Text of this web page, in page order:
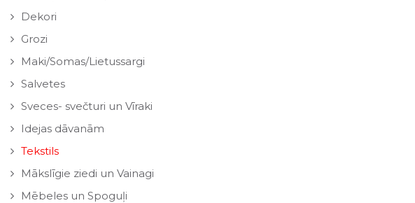
Dekori
Grozi
Maki/Somas/Lietussargi
Salvetes
Sveces- svečturi un Vīraki
Idejas dāvanām
Tekstils
Mākslīgie ziedi un Vainagi
Mēbeles un Spoguļi